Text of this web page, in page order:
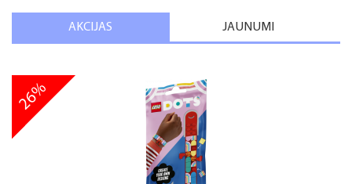
AKCIJAS JAUNUMI
26%